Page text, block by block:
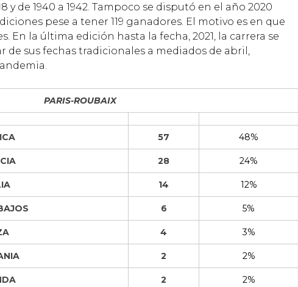
y de 1940 a 1942. Tampoco se disputó en el año 2020
pese a tener 119 ganadores. El motivo es en que
En la última edición hasta la fecha, 2021, la carrera se
sus fechas tradicionales a mediados de abril,
PARIS-ROUBAIX
57 48%
28 24%
14 12%
6 5%
4 3%
2 2%
2 2%